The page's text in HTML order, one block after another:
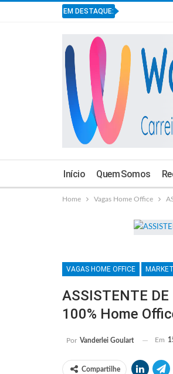
EM DESTAQUE:
Início Quem Somos
Home Vagas Home Office
VAGAS HOME OFFICE
ASSISTENTE
100% Home
Por Vanderlei Goulart Em
Compartilhe